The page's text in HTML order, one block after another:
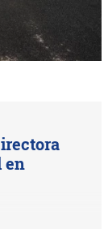
en